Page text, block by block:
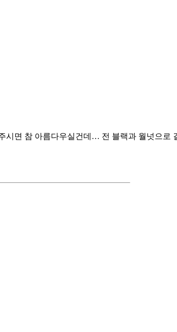
시면 참 아름다우실건데… 전 블랙과 월넛으로